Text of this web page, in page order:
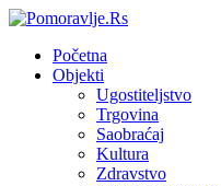
Početna
Objekti
Ugostiteljstvo
Trgovina
Saobraćaj
Kultura
Zdravstvo